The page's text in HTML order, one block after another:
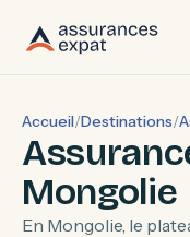
Accueil/Destinations/
Mongolie
En Mongolie, le